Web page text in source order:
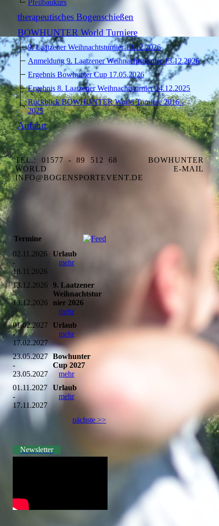
Pfeilbaukurs
therapeutisches Bogenschießen
BOWHUNTER World Turniere
9. Laatzener Weihnachtsturnier 13.12.2026
Anmeldung 9. Laatzener Weihnachtsturnier 13.12.2026
Ergebnis Bowhunter Cup 17.05.2026
Ergebnis 8. Laatzener Weihnachtsturnier 14.12.2025
Rückblick BOWHUNTER World Turniere 2016 -
2025
Anfahrt
TEL.: 01577 - 89 512 68 BOWHUNTER
WORLD E-MAIL
INFO@BOGENSPORTEVENT.DE
Termine
02.11.2026
-
18.11.2026
Urlaub
mehr
13.12.2026
-
13.12.2026
9. Laatzener
Weihnachtstur
nier 2026
mehr
01.02.2027
-
17.02.2027
Urlaub
mehr
23.05.2027
-
23.05.2027
Bowhunter
Cup 2027
mehr
01.11.2027
-
17.11.2027
Urlaub
mehr
nächste >>
Newsletter